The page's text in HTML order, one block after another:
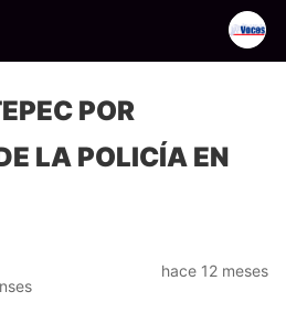
POR
LA POLICÍA EN
hace 12 meses